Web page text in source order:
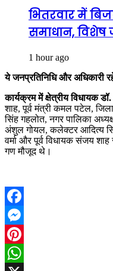
भितरवार में
समाधान, विशेष
1 hour ago
ये जनप्रतिनिधि और अधिकारी
कार्यक्रम में क्षेत्रीय विधायक
शाह, पूर्व मंत्री कमल पटेल,
सिंह गहलोत, नगर पालिका
अंशुल गोयल, कलेक्टर आदित्य
वर्मा और पूर्व विधायक संजय
गण मौजूद थे।
Facebook
Messenger
Pinterest